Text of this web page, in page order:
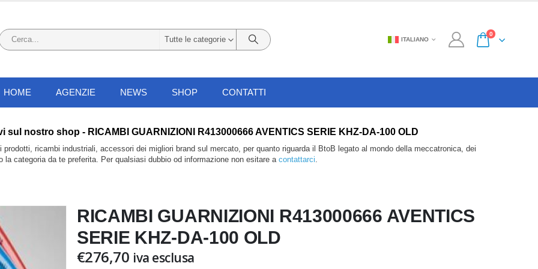
Tutte le categorie ITALIANO
0
HOME AGENZIE NEWS SHOP CONTATTI
nostro shop - RICAMBI GUARNIZIONI R413000666 AVENTICS SERIE KHZ-DA-100 OLD
ricambi industriali, accessori dei migliori brand sul mercato, per quanto riguarda il BtoB legato al mondo della meccatronica, dei
categoria da te preferita. Per qualsiasi dubbio od informazione non esitare a contattarci
RICAMBI GUARNIZIONI R413000666 AVENTICS
SERIE KHZ-DA-100 OLD
€276,70 iva esclusa